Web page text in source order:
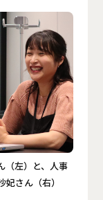
（左）と、人事
さん（右）